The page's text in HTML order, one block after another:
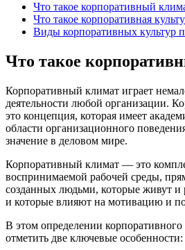
Что такое корпоративный
Что такое корпоративная
Виды корпоративных культур
Что такое
Корпоративный климат играет
деятельности любой организации.
это концепция, которая имеет
области организационного
значение в деловом мире.
Корпоративный климат — это
воспринимаемой рабочей среды,
созданных людьми, которые живут и
и которые влияют на мотивацию и
В этом определении
отметить две ключевые особенности: